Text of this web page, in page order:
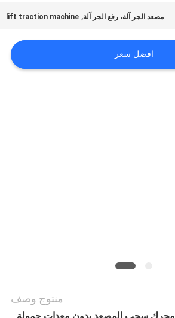
مصعد الجر آلة، رفع الجر آلة,
lift traction machine
افضل سعر
منتوج وصف